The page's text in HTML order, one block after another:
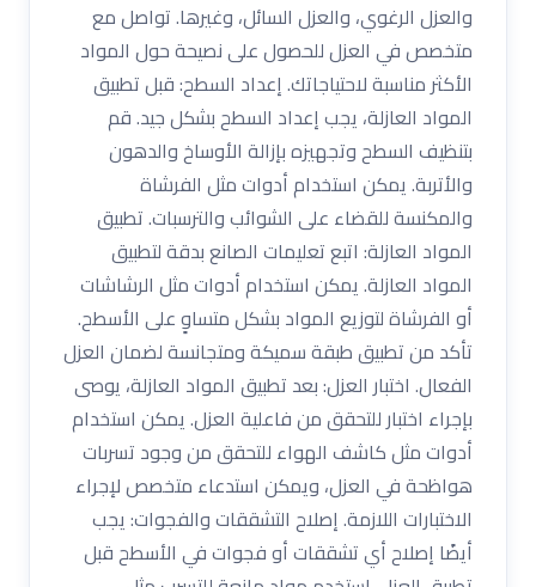
والعزل الرغوي، والعزل السائل، وغيرها. تواصل مع
متخصص في العزل للحصول على نصيحة حول المواد
الأكثر مناسبة لاحتياجاتك. إعداد السطح: قبل تطبيق
المواد العازلة، يجب إعداد السطح بشكل جيد. قم
بتنظيف السطح وتجهيزه بإزالة الأوساخ والدهون
والأتربة. يمكن استخدام أدوات مثل الفرشاة
والمكنسة للقضاء على الشوائب والترسبات. تطبيق
المواد العازلة: اتبع تعليمات الصانع بدقة لتطبيق
المواد العازلة. يمكن استخدام أدوات مثل الرشاشات
أو الفرشاة لتوزيع المواد بشكل متساوٍ على الأسطح.
تأكد من تطبيق طبقة سميكة ومتجانسة لضمان العزل
الفعال. اختبار العزل: بعد تطبيق المواد العازلة، يوصى
بإجراء اختبار للتحقق من فاعلية العزل. يمكن استخدام
أدوات مثل كاشف الهواء للتحقق من وجود تسربات
هواظحة في العزل، ويمكن استدعاء متخصص لإجراء
الاختبارات اللازمة. إصلاح التشققات والفجوات: يجب
أيضًا إصلاح أي تشققات أو فجوات في الأسطح قبل